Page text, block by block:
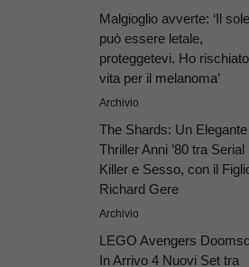
Malgioglio avverte: ‘Il sole
può essere letale,
proteggetevi. Ho
vita per il melanoma’
Archivio
The Shards: Un Elegante
Thriller Anni ’80 tra Serial
Killer e Sesso, con il
Richard Gere
Archivio
LEGO Avengers
In Arrivo 4 Nuovi Set tra